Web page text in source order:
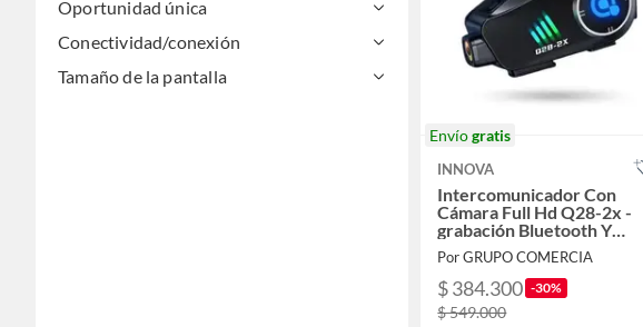
Oportunidad única
Conectividad/conexión
Tamaño de la pantalla
Envíogratis
INNOVA
Intercomunicador Con
Cámara Full Hd Q28-2x -
grabación Bluetooth Y
Manos Libres
Por GRUPO COMERCIA
$ 384.300 -30%
$ 549.000